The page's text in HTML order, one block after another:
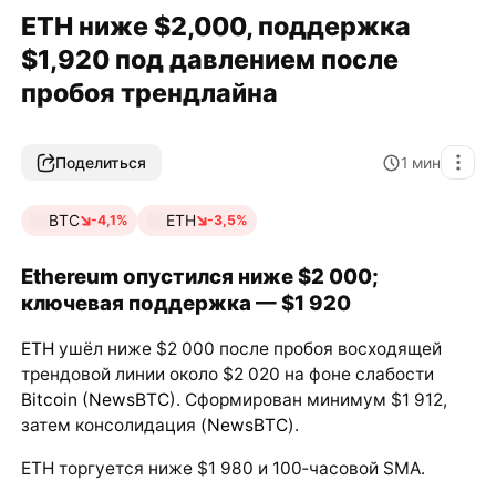
ETH ниже $2,000, поддержка
$1,920 под давлением после
пробоя трендлайна
Поделиться 1 мин
BTC -4,1% ETH -3,5%
Ethereum опустился ниже $2 000;
ключевая поддержка — $1 920
ETHушёл ниже $2 000 после пробоя восходящей
трендовой линии около $2 020 на фоне слабости
Bitcoin (NewsBTC). Сформирован минимум $1 912,
затем консолидация (NewsBTC).
ETH торгуется ниже $1 980 и 100‑часовой SMA.